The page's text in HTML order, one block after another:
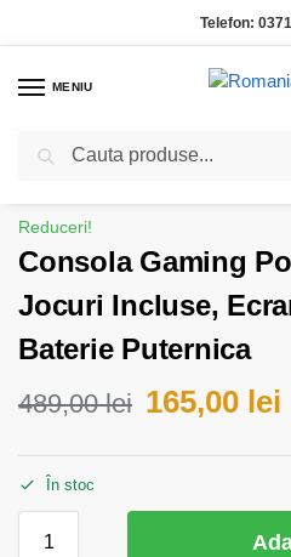
Telefon:
MENIU
Prima pagină / Gadgeturi si electronice
Reduceri!
Consola Gaming
Jocuri Incluse,
Baterie Puternica
489,00lei 165,00 lei
În stoc